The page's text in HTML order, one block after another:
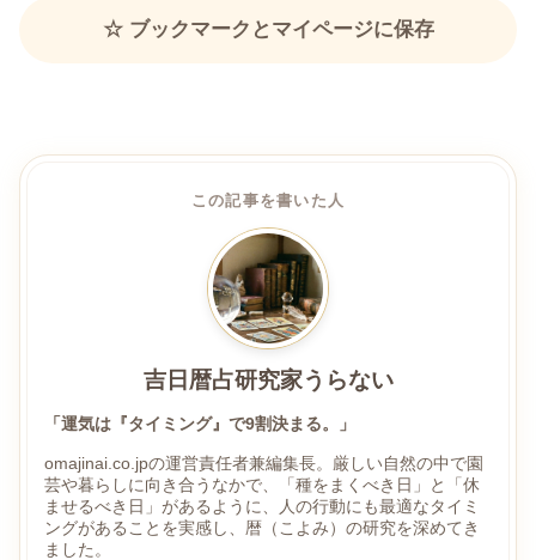
☆ ブックマークとマイページに保存
この記事を書いた人
吉日暦占研究家うらない
「運気は『タイミング』で9割決まる。」
omajinai.co.jpの運営責任者兼編集長。厳しい自然の中で園
芸や暮らしに向き合うなかで、「種をまくべき日」と「休
ませるべき日」があるように、人の行動にも最適なタイミ
ングがあることを実感し、暦（こよみ）の研究を深めてき
ました。